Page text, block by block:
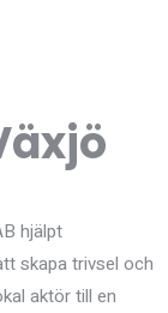
hjälpt
skapa trivsel och
aktör till en